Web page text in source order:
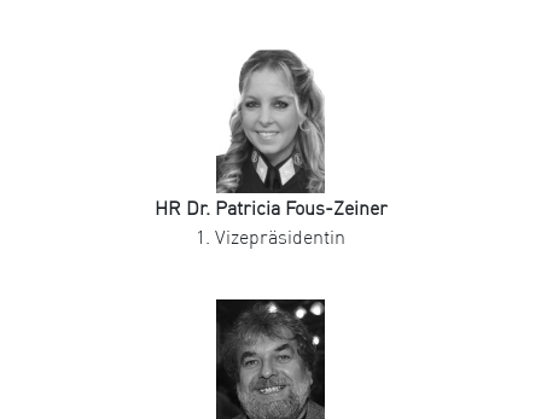
HR Dr. Patricia Fous-Zeiner
1. Vizepräsidentin